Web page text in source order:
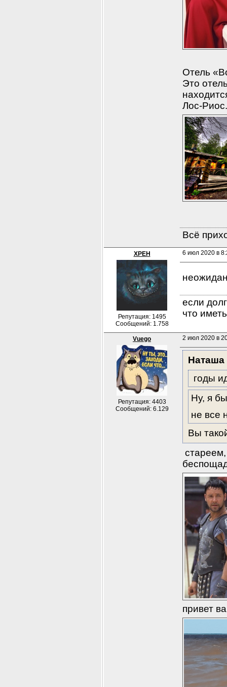
Отель
Это
Лос-Риос.
Всё
XPEH
Репутация: 1495
Сообщений: 1.758
6 июл 2020 в
если
что
Vuego
Репутация: 4403
Сообщений: 6.129
2 июл 2020 в
Наташа
годы
Ну, я
не все
Вы
привет